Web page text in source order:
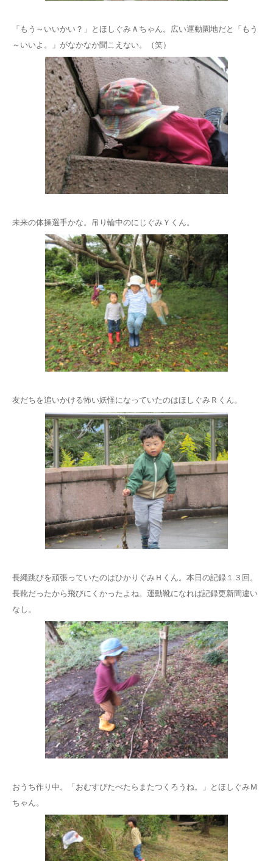
「もう～いいかい？」とほしぐみＡちゃん。広い運動園地だと「もう
～いいよ。」がなかなか聞こえない。（笑）
未来の体操選手かな。吊り輪中のにじぐみＹくん。
友だちを追いかける怖い妖怪になっていたのはほしぐみＲくん。
長縄跳びを頑張っていたのはひかりぐみＨくん。本日の記録１３回。
長靴だったから飛びにくかったよね。運動靴になれば記録更新間違い
なし。
おうち作り中。「おむすびたべたらまたつくろうね。」とほしぐみＭ
ちゃん。